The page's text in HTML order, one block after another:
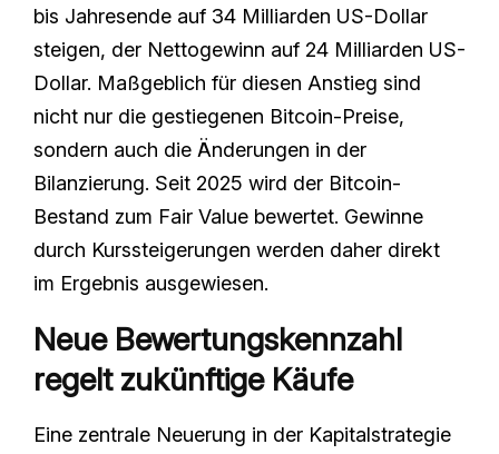
bis Jahresende auf 34 Milliarden US-Dollar
steigen, der Nettogewinn auf 24 Milliarden US-
Dollar. Maßgeblich für diesen Anstieg sind
nicht nur die gestiegenen Bitcoin-Preise,
sondern auch die Änderungen in der
Bilanzierung. Seit 2025 wird der Bitcoin-
Bestand zum Fair Value bewertet. Gewinne
durch Kurssteigerungen werden daher direkt
im Ergebnis ausgewiesen.
Neue Bewertungskennzahl
regelt zukünftige Käufe
Eine zentrale Neuerung in der Kapitalstrategie